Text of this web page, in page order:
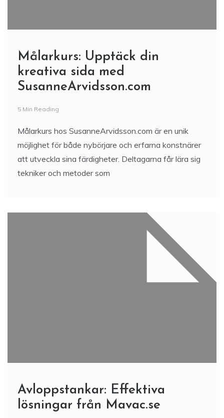
Målarkurs: Upptäck din
kreativa sida med
SusanneArvidsson.com
5 Min Reading
Målarkurs hos SusanneArvidsson.com är en unik
möjlighet för både nybörjare och erfarna konstnärer
att utveckla sina färdigheter. Deltagarna får lära sig
tekniker och metoder som
Avloppstankar: Effektiva
lösningar från Mavac.se